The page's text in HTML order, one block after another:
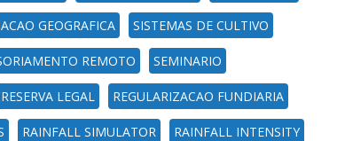
GEOGRAFICA SISTEMAS DE CULTIVO
REMOTO SEMINARIO
RESERVA LEGAL REGULARIZACAO FUNDIARIA
RAINFALL SIMULATOR RAINFALL INTENSITY